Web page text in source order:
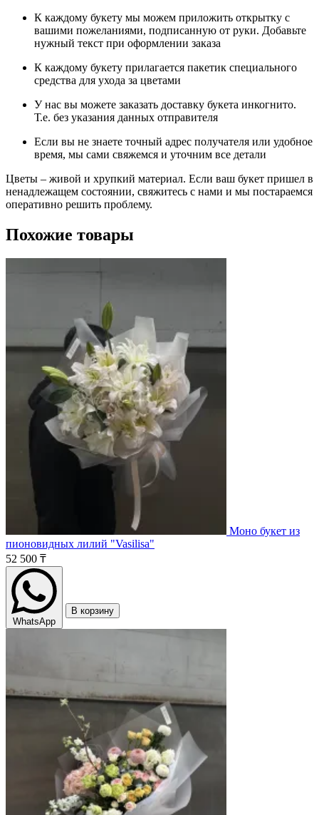
К каждому букету мы можем приложить открытку с
вашими пожеланиями, подписанную от руки. Добавьте
нужный текст при оформлении заказа
К каждому букету прилагается пакетик специального
средства для ухода за цветами
У нас вы можете заказать доставку букета инкогнито.
Т.е. без указания данных отправителя
Если вы не знаете точный адрес получателя или удобное
время, мы сами свяжемся и уточним все детали
Цветы – живой и хрупкий материал. Если ваш букет пришел в
ненадлежащем состоянии, свяжитесь с нами и мы постараемся
оперативно решить проблему.
Похожие товары
Моно букет из
пионовидных лилий "Vasilisa"
52 500 ₸
WhatsApp
В корзину